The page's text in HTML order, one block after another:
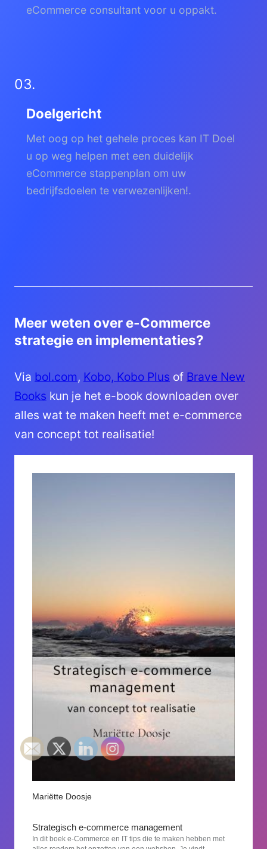
eCommerce consultant voor u oppakt.
03.
Doelgericht
Met oog op het gehele proces kan IT Doel
u op weg helpen met een duidelijk
eCommerce stappenplan om uw
bedrijfsdoelen te verwezenlijken!.
Meer weten over e-Commerce
strategie en implementaties?
Via bol.com, Kobo, Kobo Plus of Brave New
Books kun je het e-book downloaden over
alles wat te maken heeft met e-commerce
van concept tot realisatie!
Mariëtte Doosje
Strategisch e-commerce management
In dit boek e-Commerce en IT tips die te maken hebben met